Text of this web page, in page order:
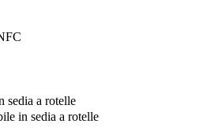
sedia a rotelle
in sedia a rotelle